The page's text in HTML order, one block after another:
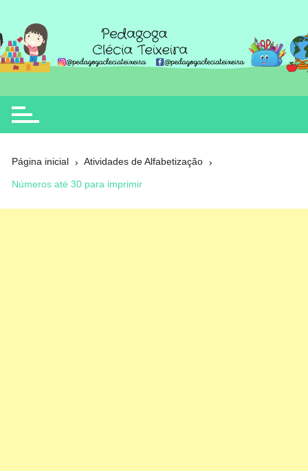
o
conteúdo
Clécia Teixeira
educação
Página inicial Atividades de Alfabetização
Números até 30 para imprimir